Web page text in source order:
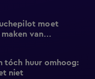
moet
van
tóch huur omhoog:
niet